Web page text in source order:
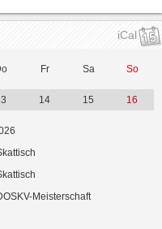
iCal
Fr Sa So
14 15 16
Meisterschaft